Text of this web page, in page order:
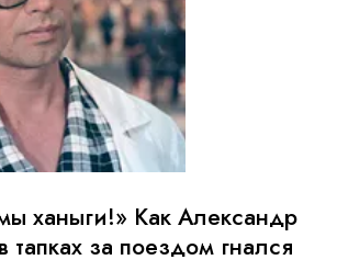
ханыги!» Как Александр
за поездом гнался